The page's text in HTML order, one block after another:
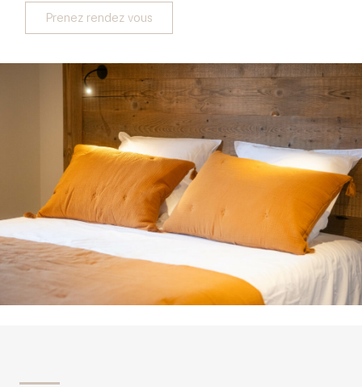
Prenez rendez vous